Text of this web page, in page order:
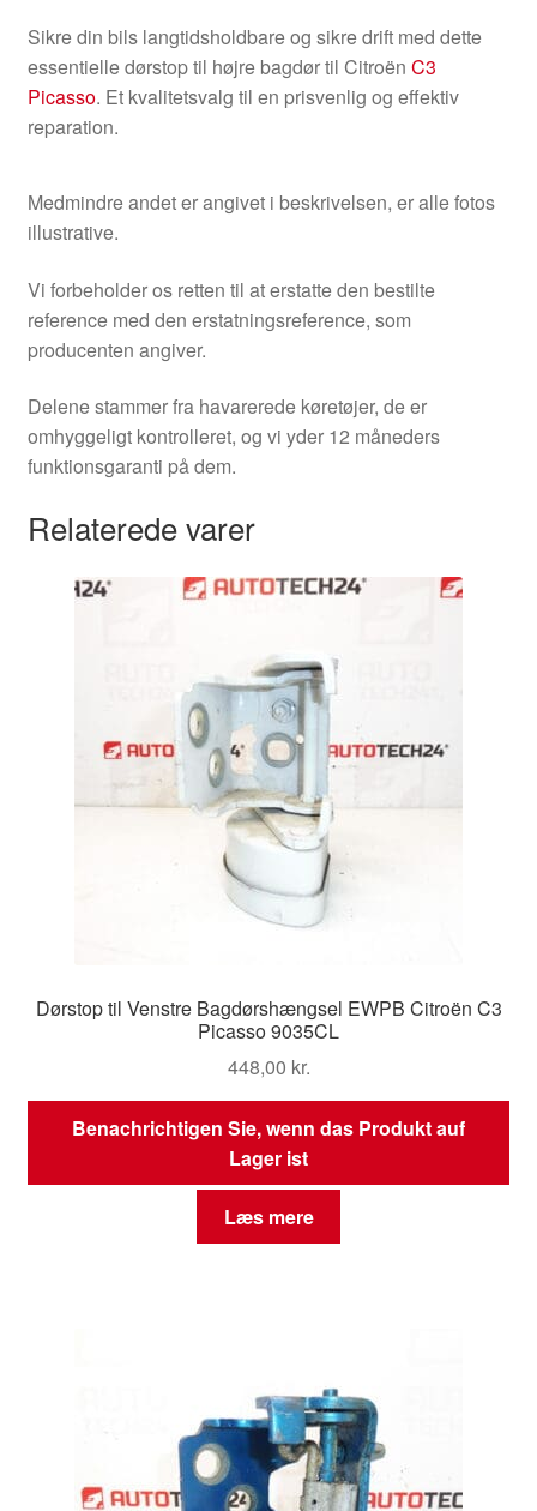
Sikre din bils langtidsholdbare og sikre drift med dette
essentielle dørstop til højre bagdør til Citroën C3
Picasso. Et kvalitetsvalg til en prisvenlig og effektiv
reparation.
Medmindre andet er angivet i beskrivelsen, er alle fotos
illustrative.
Vi forbeholder os retten til at erstatte den bestilte
reference med den erstatningsreference, som
producenten angiver.
Delene stammer fra havarerede køretøjer, de er
omhyggeligt kontrolleret, og vi yder 12 måneders
funktionsgaranti på dem.
Relaterede varer
Dørstop til Venstre Bagdørshængsel EWPB Citroën C3
Picasso 9035CL
448,00 kr.
Benachrichtigen Sie, wenn das Produkt auf
Lager ist
Læs mere